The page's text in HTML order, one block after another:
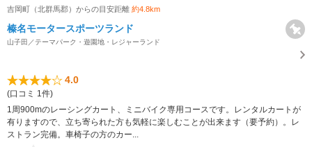
吉岡町（北群馬郡）からの目安距離 約4.8km
榛名モータースポーツランド
山子田／テーマパーク・遊園地・レジャーランド
4.0
(口コミ 1件)
1周900mのレーシングカート、ミニバイク専用コースです。レンタルカートが
有りますので、立ち寄られた方も気軽に楽しむことが出来ます（要予約）。レ
ストラン完備。車椅子の方のカー...